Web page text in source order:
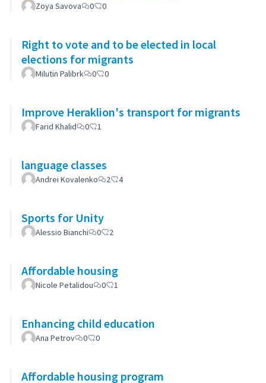
Zoya Savova 0 0
Right to vote and to be elected in local
elections for migrants
Milutin Palibrk 0 0
Improve Heraklion's transport for migrants
Farid Khalid 0 1
language classes
Andrei Kovalenko 2 4
Sports for Unity
Alessio Bianchi 0 2
Affordable housing
Nicole Petalidou 0 1
Enhancing child education
Ana Petrov 0 0
Affordable housing program